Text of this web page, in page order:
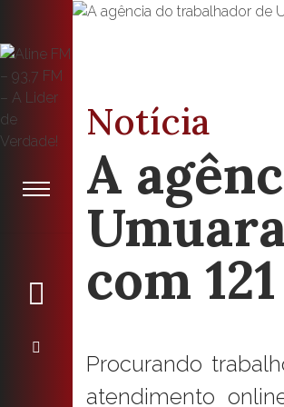
Notícia
A
com
Procurando
atendimento